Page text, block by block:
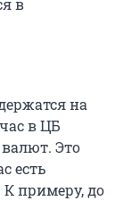
в
на
в ЦБ
Это
есть
примеру, до